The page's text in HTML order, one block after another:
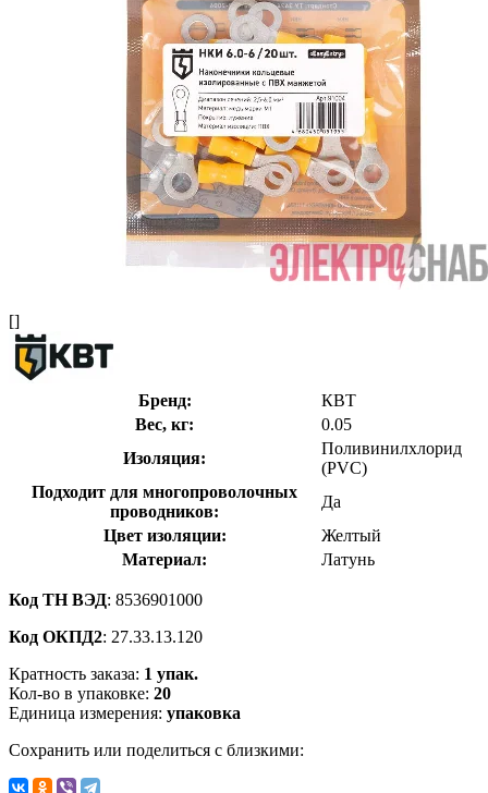
[]
Бренд:
КВТ
Вес, кг:
0.05
Изоляция:
Поливинилхлорид
(PVC)
Подходит для многопроволочных
проводников:
Да
Цвет изоляции:
Желтый
Материал:
Латунь
Код ТН ВЭД: 8536901000
Код ОКПД2: 27.33.13.120
Кратность заказа: 1 упак.
Кол-во в упаковке: 20
Единица измерения: упаковка
Сохранить или поделиться с близкими: